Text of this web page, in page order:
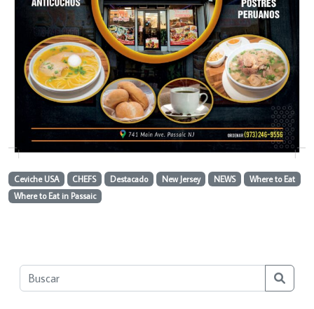
Ceviche USA CHEFS Destacado New Jersey NEWS
Where to Eat
Where to Eat in Passaic